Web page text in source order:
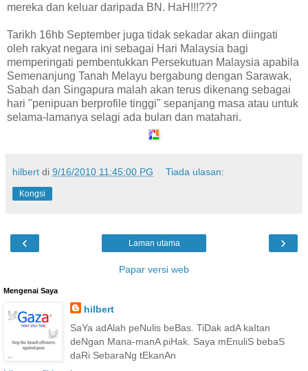
mereka dan keluar daripada BN. HaH!!!???
Tarikh 16hb September juga tidak sekadar akan diingati
oleh rakyat negara ini sebagai Hari Malaysia bagi
memperingati pembentukkan Persekutuan Malaysia apabila
Semenanjung Tanah Melayu bergabung dengan Sarawak,
Sabah dan Singapura malah akan terus dikenang sebagai
hari "penipuan berprofile tinggi" sepanjang masa atau untuk
selama-lamanya selagi ada bulan dan matahari.
hilbert di 9/16/2010 11:45:00 PG Tiada ulasan:
Kongsi
‹ ›
Laman utama
Papar versi web
Mengenai Saya
hilbert
SaYa adAlah peNulis beBas. TiDak adA kaItan
deNgan Mana-manA piHak. Saya mEnuliS bebaS
daRi SebaraNg tEkanAn